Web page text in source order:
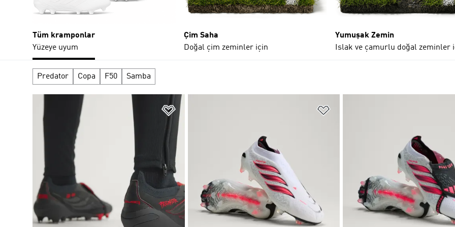
Tüm kramponlar
Yüzeye uyum
Çim Saha
Doğal çim zeminler için
Yumuşak Zemin
Islak ve çamurlu doğal zeminler
Predator Copa F50 Samba
Favori Listesine Ekle